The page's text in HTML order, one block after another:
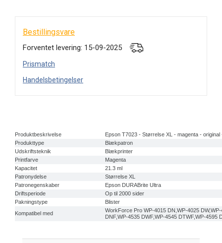
Bestillingsvare
Forventet levering: 15-09-2025
Prismatch
Handelsbetingelser
Produktbeskrivelse
Epson T7023 - Størrelse XL - magenta -
Produkttype
Blækpatron
Udskriftsteknik
Blækprinter
Printfarve
Magenta
Kapacitet
21.3 ml
Patronydelse
Størrelse XL
Patronegenskaber
Epson DURABrite Ultra
Driftsperiode
Op til 2000 sider
Pakningstype
Blister
Kompatibel med
WorkForce Pro WP-4015 DN,WP-4025
DNF,WP-4535 DWF,WP-4545 DTWF,WP-4595